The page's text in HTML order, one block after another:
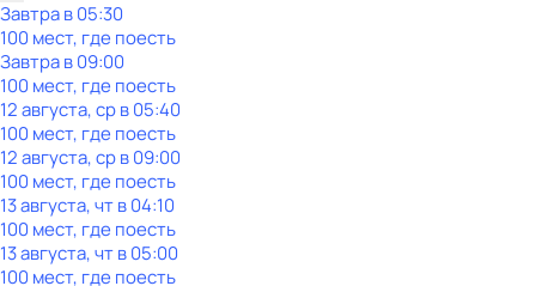
Завтра в 05:30
100 мест, где поесть
Завтра в 09:00
100 мест, где поесть
12 августа, ср в 05:40
100 мест, где поесть
12 августа, ср в 09:00
100 мест, где поесть
13 августа, чт в 04:10
100 мест, где поесть
13 августа, чт в 05:00
100 мест, где поесть